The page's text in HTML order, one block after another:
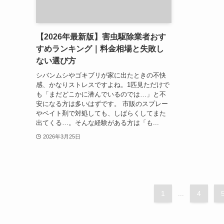
【2026年最新版】害虫駆除業者おす
すめランキング｜料金相場と失敗し
ない選び方
シバンムシやゴキブリが家に出たときの不快
感、かなりストレスですよね。1匹見ただけで
も「まだどこかに潜んでいるのでは…」と不
安になる方は多いはずです。 市販のスプレー
やベイト剤で対処しても、しばらくしてまた
出てくる…。そんな経験がある方は「も...
2026年3月25日
1 4 5